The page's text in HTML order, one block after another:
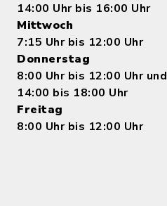
14:00 Uhr bis 16:00 Uhr
Mittwoch
7:15 Uhr bis 12:00 Uhr
Donnerstag
8:00 Uhr bis 12:00 Uhr und
14:00 bis 18:00 Uhr
Freitag
8:00 Uhr bis 12:00 Uhr